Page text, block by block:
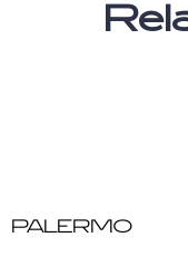
PALERMO